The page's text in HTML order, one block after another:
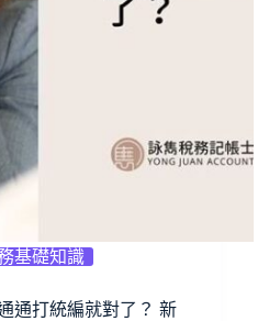
基礎知識
通打統編就對了？ 新